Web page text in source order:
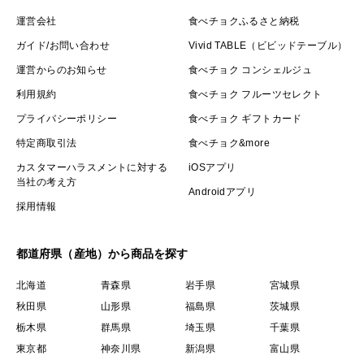
運営会社
ガイド/お問い合わせ
運営からのお知らせ
利用規約
プライバシーポリシー
特定商取引法
カスタマーハラスメントに対する
当社の考え方
採用情報
食べチョクふるさと納税
Vivid TABLE（ビビッドテーブル）
食べチョク コンシェルジュ
食べチョク フルーツセレクト
食べチョク ギフトカード
食べチョク&more
iOSアプリ
Androidアプリ
都道府県（産地）から商品を探す
北海道 青森県 岩手県
宮城県
秋田県
山形県 福島県
茨城県
栃木県
群馬県 埼玉県
千葉県
東京都
神奈川県 新潟県
富山県